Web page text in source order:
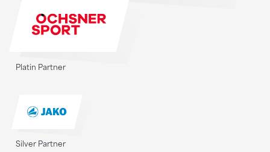
Platin Partner
Silver Partner